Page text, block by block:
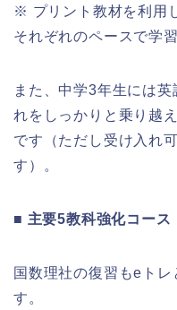
※ プリント教材を利用
それぞれのペースで学
また、中学3年生には
れをしっかりと乗り越
です（ただし受け入れ
す）。
■ 主要5教科強化コース
国数理社の復習もeト
す。